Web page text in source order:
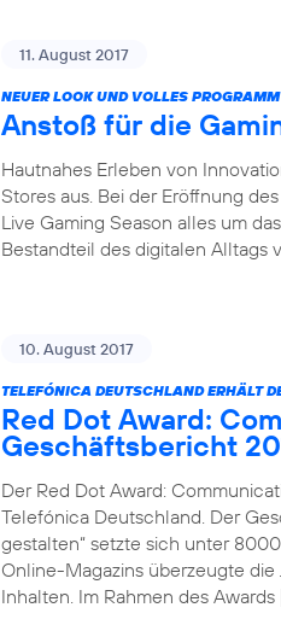
11. August 2017
NEUER LOOK UND VOLLES
Anstoß für die
Hautnahes Erleben von
Stores aus. Bei der Eröffnung
Live Gaming Season alles um
Bestandteil des digitalen Alltags
10. August 2017
TELEFÓNICA DEUTSCHLAND ERHÄLT
Red Dot Award:
Geschäftsbericht
Der Red Dot Award:
Telefónica Deutschland. Der
gestalten“ setzte sich unter
Online-Magazins überzeugte
Inhalten. Im Rahmen des